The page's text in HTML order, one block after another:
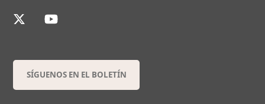
SÍGUENOS EN EL BOLETÍN